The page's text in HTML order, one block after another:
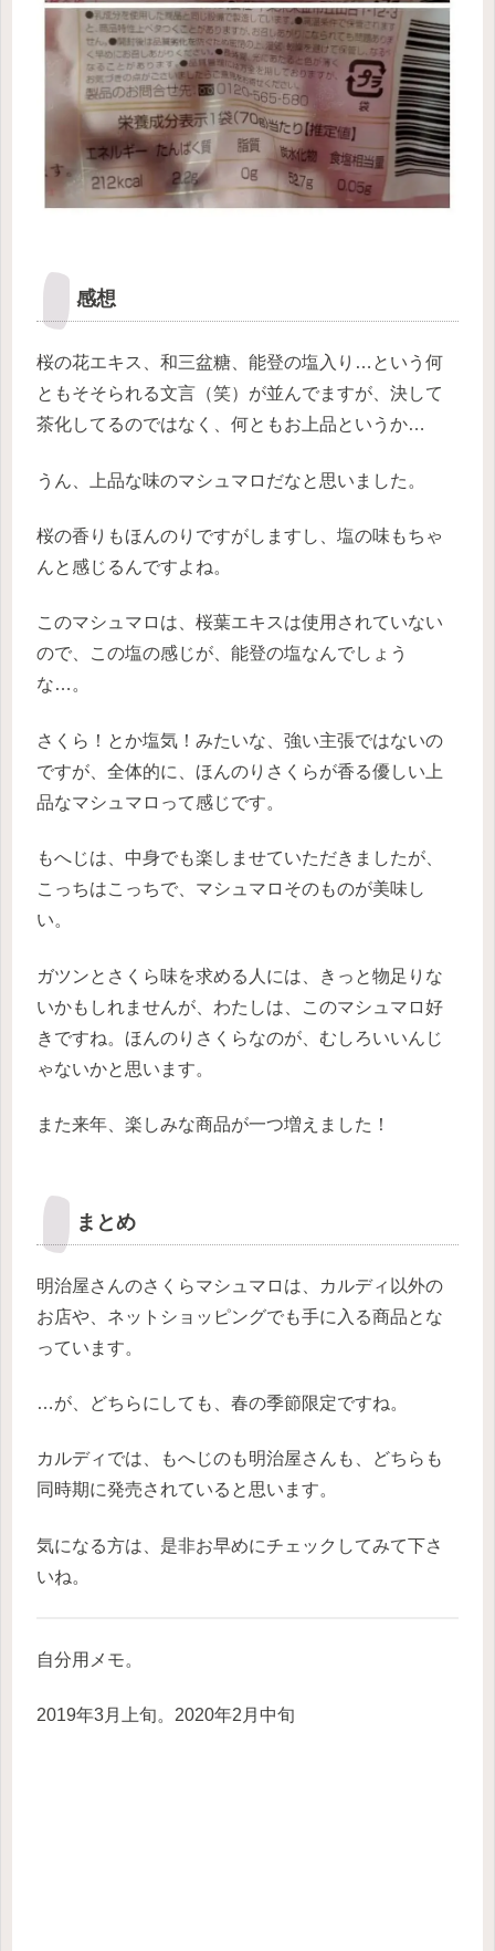
感想
桜の花エキス、和三盆糖、能登の塩入り…という何
ともそそられる文言（笑）が並んでますが、決して
茶化してるのではなく、何ともお上品というか…
うん、上品な味のマシュマロだなと思いました。
桜の香りもほんのりですがしますし、塩の味もちゃ
んと感じるんですよね。
このマシュマロは、桜葉エキスは使用されていない
ので、この塩の感じが、能登の塩なんでしょう
な…。
さくら！とか塩気！みたいな、強い主張ではないの
ですが、全体的に、ほんのりさくらが香る優しい上
品なマシュマロって感じです。
もへじは、中身でも楽しませていただきましたが、
こっちはこっちで、マシュマロそのものが美味し
い。
ガツンとさくら味を求める人には、きっと物足りな
いかもしれませんが、わたしは、このマシュマロ好
きですね。ほんのりさくらなのが、むしろいいんじ
ゃないかと思います。
また来年、楽しみな商品が一つ増えました！
まとめ
明治屋さんのさくらマシュマロは、カルディ以外の
お店や、ネットショッピングでも手に入る商品とな
っています。
…が、どちらにしても、春の季節限定ですね。
カルディでは、もへじのも明治屋さんも、どちらも
同時期に発売されていると思います。
気になる方は、是非お早めにチェックしてみて下さ
いね。
自分用メモ。
2019年3月上旬。2020年2月中旬